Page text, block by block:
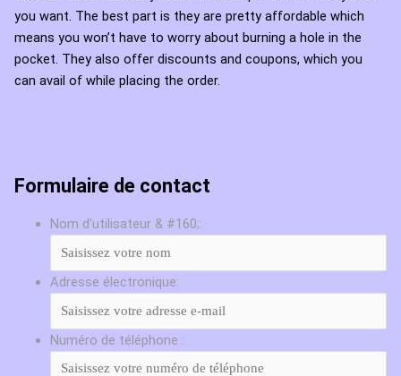
you want. The best part is they are pretty affordable which
means you won’t have to worry about burning a hole in the
pocket. They also offer discounts and coupons, which you
can avail of while placing the order.
Formulaire de contact
Nom d'utilisateur & #160;:
Adresse électronique:
Numéro de téléphone :